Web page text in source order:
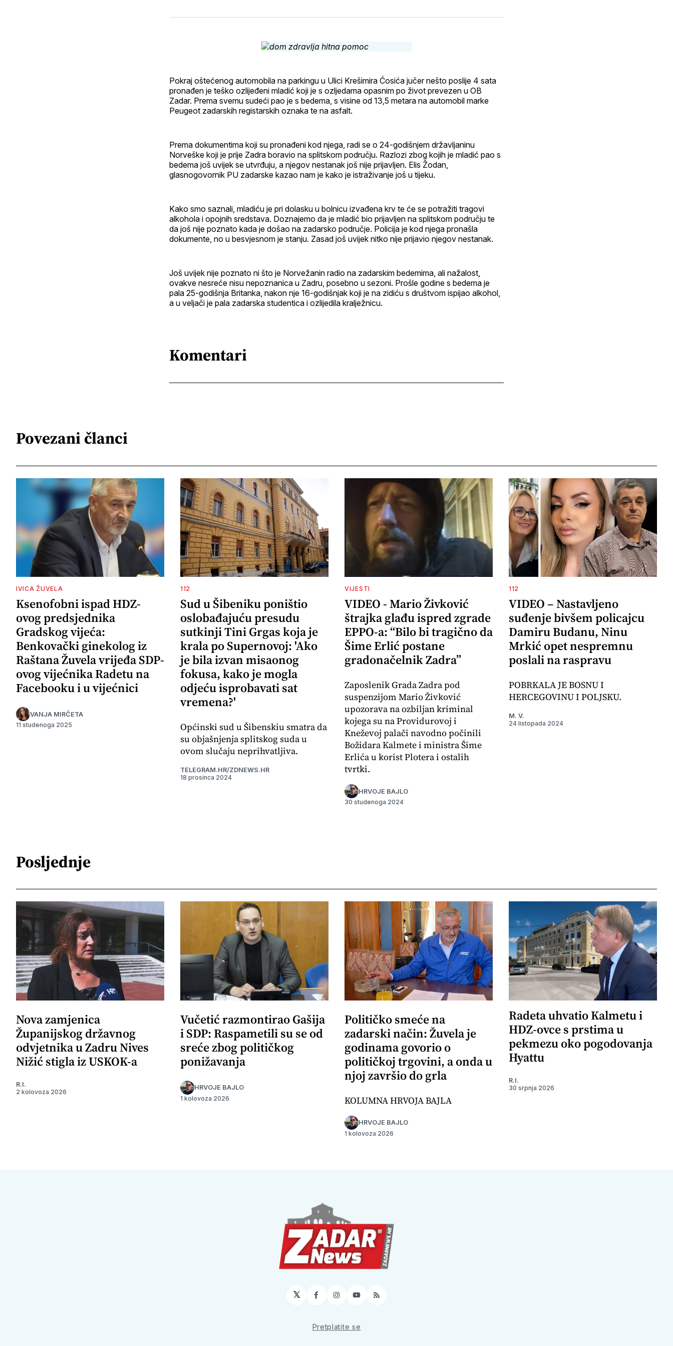
FacebookLinkedIn maila
Pokraj oštećenog automobila na parkingu u Ulici Krešimira Ćosića jučer nešto poslije 4 sata
pronađen je teško ozlijeđeni mladić koji je s ozljedama opasnim po život prevezen u OB
Zadar. Prema svemu sudeći pao je s bedema, s visine od 13,5 metara na automobil marke
Peugeot zadarskih registarskih oznaka te na asfalt.
Prema dokumentima koji su pronađeni kod njega, radi se o 24-godišnjem državljaninu
Norveške koji je prije Zadra boravio na splitskom području. Razlozi zbog kojih je mladić pao s
bedema još uvijek se utvrđuju, a njegov nestanak još nije prijavljen. Elis Žodan,
glasnogovornik PU zadarske kazao nam je kako je istraživanje još u tijeku.
Kako smo saznali, mladiću je pri dolasku u bolnicu izvađena krv te će se potražiti tragovi
alkohola i opojnih sredstava. Doznajemo da je mladić bio prijavljen na splitskom području te
da još nije poznato kada je došao na zadarsko područje. Policija je kod njega pronašla
dokumente, no u besvjesnom je stanju. Zasad još uvijek nitko nije prijavio njegov nestanak.
Još uvijek nije poznato ni što je Norvežanin radio na zadarskim bedemima, ali nažalost,
ovakve nesreće nisu nepoznanica u Zadru, posebno u sezoni. Prošle godine s bedema je
pala 25-godišnja Britanka, nakon nje 16-godišnjak koji je na zidiću s društvom ispijao alkohol,
a u veljači je pala zadarska studentica i ozlijedila kralježnicu.
Komentari
Povezani članci
IVICA ŽUVELA
Ksenofobni ispad HDZ-
ovog predsjednika
Gradskog vijeća:
Benkovački ginekolog iz
Raštana Žuvela vrijeđa SDP-
ovog vijećnika Radetu na
Facebooku i u vijećnici
VANJA MIRČETA
11 studenoga 2025
112
Sud u Šibeniku poništio
oslobađajuću presudu
sutkinji Tini Grgas koja je
krala po Supernovoj: 'Ako
je bila izvan misaonog
fokusa, kako je mogla
odjeću isprobavati sat
vremena?'
Općinski sud u Šibenskiu smatra da
su objašnjenja splitskog suda u
ovom slučaju neprihvatljiva.
TELEGRAM.HR/ZDNEWS.HR
18 prosinca 2024
VIJESTI
VIDEO - Mario Živković
štrajka glađu ispred zgrade
EPPO-a: “Bilo bi tragično da
Šime Erlić postane
gradonačelnik Zadra”
Zaposlenik Grada Zadra pod
suspenzijom Mario Živković
upozorava na ozbiljan kriminal
kojega su na Providurovoj i
Kneževoj palači navodno počinili
Božidara Kalmete i ministra Šime
Erlića u korist Plotera i ostalih
tvrtki.
HRVOJE BAJLO
30 studenoga 2024
112
VIDEO – Nastavljeno
suđenje bivšem policajcu
Damiru Budanu, Ninu
Mrkić opet nespremnu
poslali na raspravu
POBRKALA JE BOSNU I
HERCEGOVINU I POLJSKU.
M. V.
24 listopada 2024
Posljednje
Nova zamjenica
Županijskog državnog
odvjetnika u Zadru Nives
Nižić stigla iz USKOK-a
R.I.
2 kolovoza 2026
Vučetić razmontirao Gašija
i SDP: Raspametili su se od
sreće zbog političkog
ponižavanja
HRVOJE BAJLO
1 kolovoza 2026
Političko smeće na
zadarski način: Žuvela je
godinama govorio o
političkoj trgovini, a onda u
njoj završio do grla
KOLUMNA HRVOJA BAJLA
HRVOJE BAJLO
1 kolovoza 2026
Radeta uhvatio Kalmetu i
HDZ-ovce s prstima u
pekmezu oko pogodovanja
Hyattu
R.I.
30 srpnja 2026
𝕏 Facebook
Instagram
YouTube
RSS
Pretplatite se